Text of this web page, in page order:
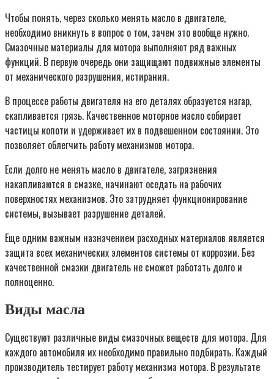
Чтобы понять, через сколько менять масло в двигателе,
необходимо вникнуть в вопрос о том, зачем это вообще нужно.
Смазочные материалы для мотора выполняют ряд важных
функций. В первую очередь они защищают подвижные элементы
от механического разрушения, истирания.
В процессе работы двигателя на его деталях образуется нагар,
скапливается грязь. Качественное моторное масло собирает
частицы копоти и удерживает их в подвешенном состоянии. Это
позволяет облегчить работу механизмов мотора.
Если долго не менять масло в двигателе, загрязнения
накапливаются в смазке, начинают оседать на рабочих
поверхностях механизмов. Это затрудняет функционирование
системы, вызывает разрушение деталей.
Еще одним важным назначением расходных материалов является
защита всех механических элементов системы от коррозии. Без
качественной смазки двигатель не сможет работать долго и
полноценно.
Виды масла
Существуют различные виды смазочных веществ для мотора. Для
каждого автомобиля их необходимо правильно подбирать. Каждый
производитель тестирует работу механизма мотора. В результате